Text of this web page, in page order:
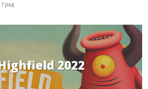
2022